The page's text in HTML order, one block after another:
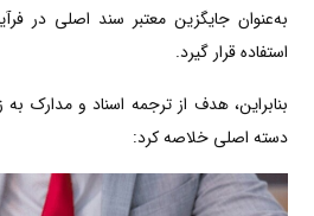
به‌عنوان جایگزین معتبر سند اصلی در
استفاده قرار گیرد.
بنابراین، هدف از ترجمه اسناد و مدارک
دسته اصلی خلاصه کرد: